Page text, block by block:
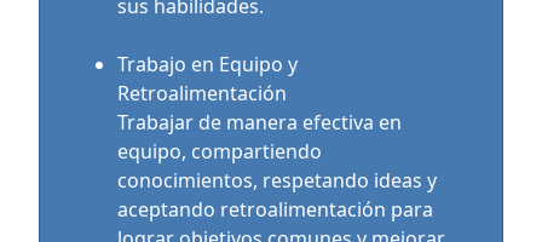
sus habilidades.
Trabajo en Equipo y
Retroalimentación
Trabajar de manera efectiva en
equipo, compartiendo
conocimientos, respetando ideas y
aceptando retroalimentación para